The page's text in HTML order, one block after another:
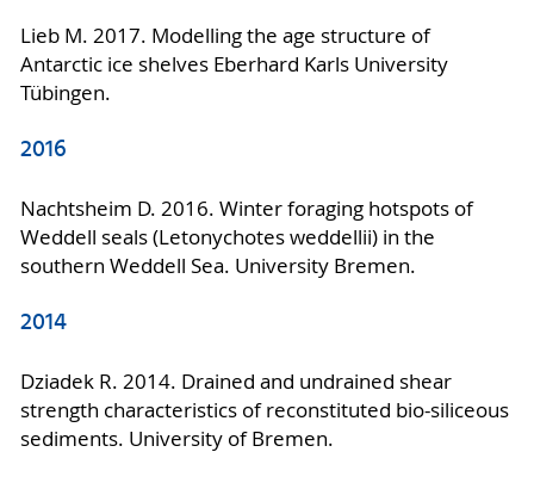
Lieb M. 2017. Modelling the age structure of
Antarctic ice shelves Eberhard Karls University
Tübingen.
2016
Nachtsheim D. 2016. Winter foraging hotspots of
Weddell seals (Letonychotes weddellii) in the
southern Weddell Sea. University Bremen.
2014
Dziadek R. 2014. Drained and undrained shear
strength characteristics of reconstituted bio-siliceous
sediments. University of Bremen.